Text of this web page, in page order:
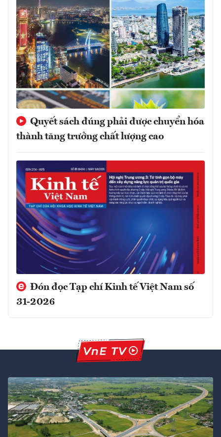
Quyết sách đúng phải được chuyển hóa
thành tăng trưởng chất lượng cao
Đón đọc Tạp chí Kinh tế Việt Nam số
31-2026